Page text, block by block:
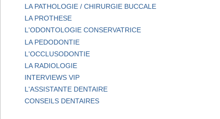
LA PATHOLOGIE / CHIRURGIE BUCCALE
LA PROTHESE
L'ODONTOLOGIE CONSERVATRICE
LA PEDODONTIE
L'OCCLUSODONTIE
LA RADIOLOGIE
INTERVIEWS VIP
L'ASSISTANTE DENTAIRE
CONSEILS DENTAIRES